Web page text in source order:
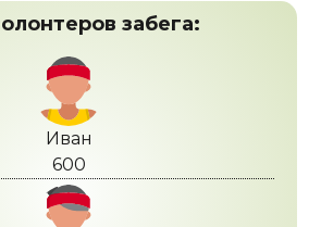
забега:
Иван
600